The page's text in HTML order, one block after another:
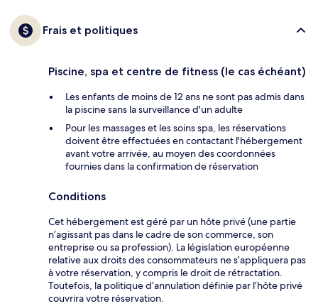
Frais et politiques
Piscine, spa et centre de fitness (le cas échéant)
Les enfants de moins de 12 ans ne sont pas admis dans
la piscine sans la surveillance d'un adulte
Pour les massages et les soins spa, les réservations
doivent être effectuées en contactant l'hébergement
avant votre arrivée, au moyen des coordonnées
fournies dans la confirmation de réservation
Conditions
Cet hébergement est géré par un hôte privé (une partie
n’agissant pas dans le cadre de son commerce, son
entreprise ou sa profession). La législation européenne
relative aux droits des consommateurs ne s’appliquera pas
à votre réservation, y compris le droit de rétractation.
Toutefois, la politique d’annulation définie par l’hôte privé
couvrira votre réservation.